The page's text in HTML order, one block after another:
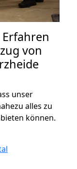
von
unser
alles zu
können.